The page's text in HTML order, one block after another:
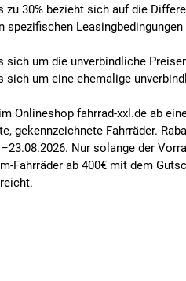
zu 30% bezieht sich auf die
spezifischen
sich um die unverbindliche
sich um eine ehemalige
Onlineshop fahrrad-xxl.de ab
gekennzeichnete Fahrräder.
Nur solange der
Fahrräder ab 400€ mit dem